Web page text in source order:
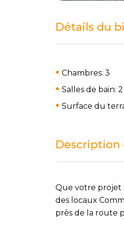
Détails du
Chambres: 3
Salles de bain: 2
Surface du
Que votre projet
des locaux
près de la route